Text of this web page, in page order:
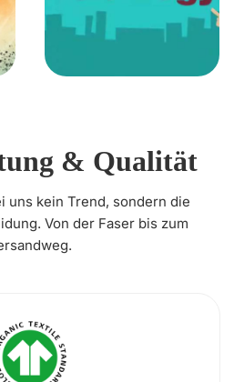
& Qualität
uns kein Trend, sondern die
Von der Faser bis zum